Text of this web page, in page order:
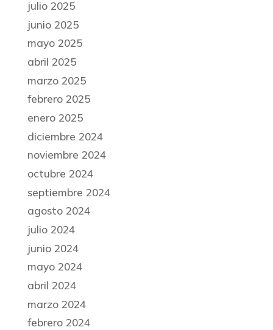
julio 2025
junio 2025
mayo 2025
abril 2025
marzo 2025
febrero 2025
enero 2025
diciembre 2024
noviembre 2024
octubre 2024
septiembre 2024
agosto 2024
julio 2024
junio 2024
mayo 2024
abril 2024
marzo 2024
febrero 2024